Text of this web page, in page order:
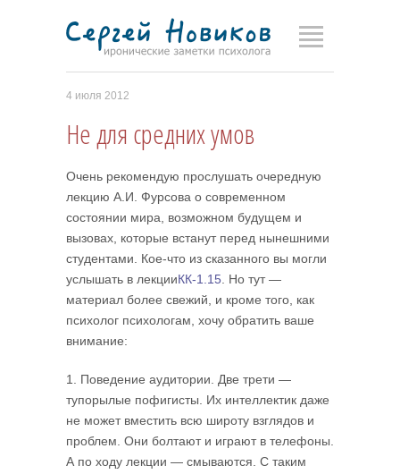
4 июля 2012
Не для средних умов
Очень рекомендую прослушать очередную
лекцию А.И. Фурсова о современном
состоянии мира, возможном будущем и
вызовах, которые встанут перед нынешними
студентами. Кое-что из сказанного вы могли
услышать в лекцииКК-1.15 . Но тут —
материал более свежий, и кроме того, как
психолог психологам, хочу обратить ваше
внимание:
1. Поведение аудитории. Две трети —
тупорылые пофигисты. Их интеллектик даже
не может вместить всю широту взглядов и
проблем. Они болтают и играют в телефоны.
А по ходу лекции — смываются. С таким